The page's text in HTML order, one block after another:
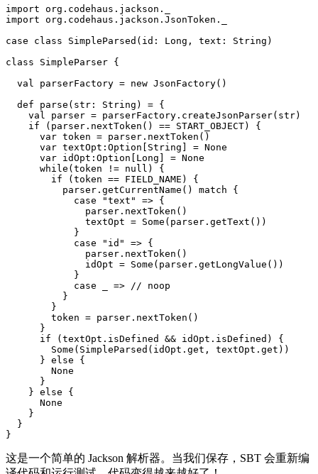
import org.codehaus.jackson._
import org.codehaus.jackson.JsonToken._
case class SimpleParsed(id: Long, text: String)
class SimpleParser {
  val parserFactory = new JsonFactory()
  def parse(str: String) = {
    val parser = parserFactory.createJsonParser(str)
    if (parser.nextToken() == START_OBJECT) {
      var token = parser.nextToken()
      var textOpt:Option[String] = None
      var idOpt:Option[Long] = None
      while(token != null) {
        if (token == FIELD_NAME) {
          parser.getCurrentName() match {
            case "text" => {
              parser.nextToken()
              textOpt = Some(parser.getText())
            }
            case "id" => {
              parser.nextToken()
              idOpt = Some(parser.getLongValue())
            }
            case _ => // noop
          }
        }
        token = parser.nextToken()
      }
      if (textOpt.isDefined && idOpt.isDefined) {
        Some(SimpleParsed(idOpt.get, textOpt.get))
      } else {
        None
      }
    } else {
      None
    }
  }
这是一个简单的 Jackson 解析器。当我们保存，SBT 会重新编